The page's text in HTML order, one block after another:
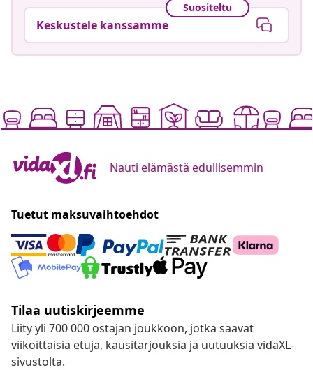
Suositeltu
Keskustele kanssamme
Nauti elämästä edullisemmin
Tuetut maksuvaihtoehdot
Tilaa uutiskirjeemme
Liity yli 700 000 ostajan joukkoon, jotka saavat
viikoittaisia etuja, kausitarjouksia ja uutuuksia vidaXL-
sivustolta.